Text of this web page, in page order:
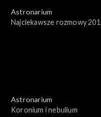
Astronarium
Najciekawsze rozmowy
Astronarium
Koronium i nebulium